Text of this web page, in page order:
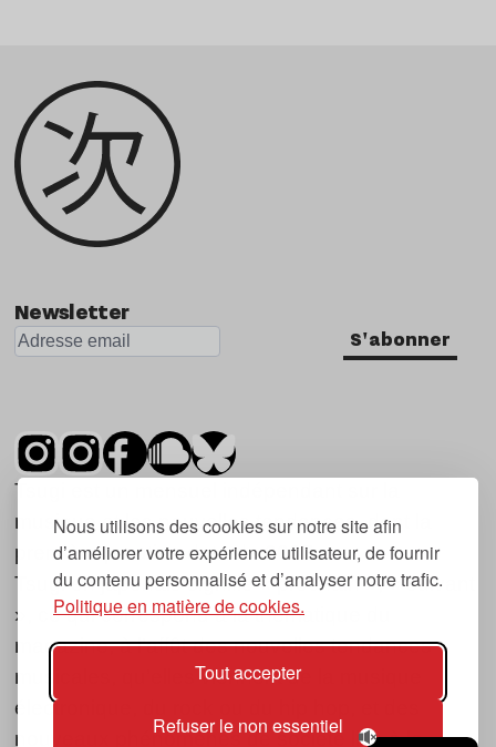
Nous utilisons des cookies sur notre site afin
d’améliorer votre expérience utilisateur, de fournir
du contenu personnalisé et d’analyser notre trafic.
Politique en matière de cookies.
Tout accepter
Refuser le non essentiel
Newsletter
S'abonner
Tsugi est un mensuel indépendant sur la
musique et les nouvelles tendances, dont la
première parution date de 2007.
Tsugi en japonais signifie « prochain », « suivant
», ce qui correspond à la thématique du
magazine, à l’affût des nouvelles tendances
musicales, qu’elles viennent de la musique
électronique, du rock ou du hip hop, et des
nouveaux phénomènes de société liés à la